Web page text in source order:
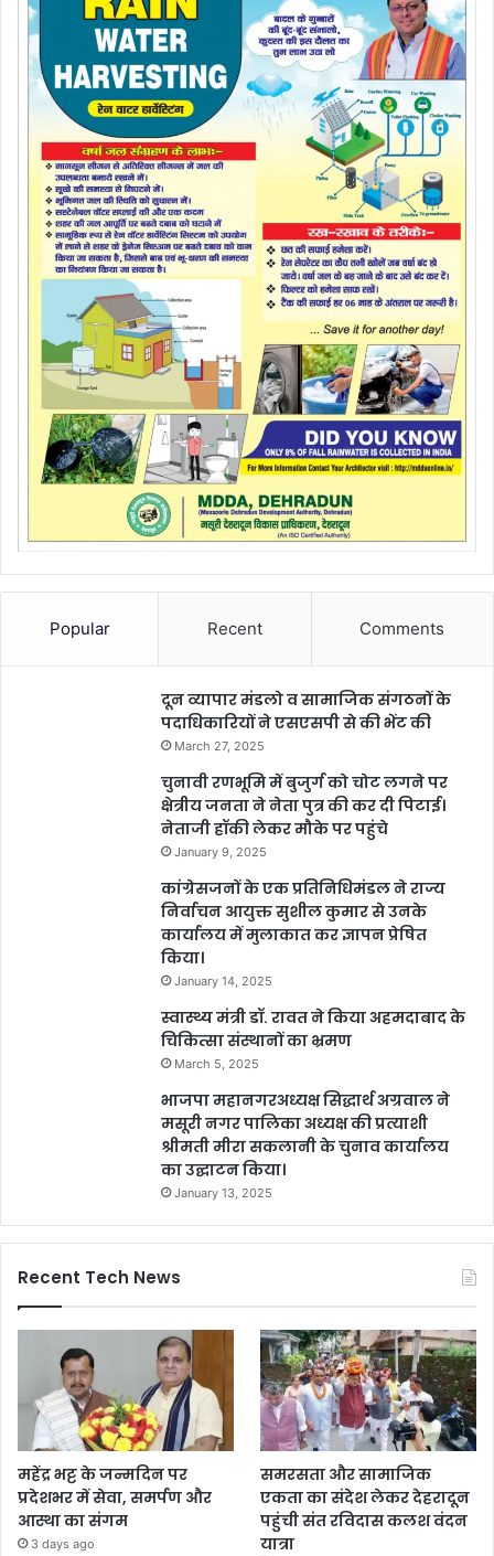
Popular Recent Comments
दून व्यापार मंडलो व सामाजिक संगठनों के
पदाधिकारियों ने एसएसपी से की भेंट की
March 27, 2025
चुनावी रणभूमि में बुजुर्ग को चोट लगने पर
क्षेत्रीय जनता ने नेता पुत्र की कर दी पिटाई।
नेताजी हॉकी लेकर मौके पर पहुंचे
January 9, 2025
कांग्रेसजनों के एक प्रतिनिधिमंडल ने राज्य
निर्वाचन आयुक्त सुशील कुमार से उनके
कार्यालय में मुलाकात कर ज्ञापन प्रेषित
किया।
January 14, 2025
स्वास्थ्य मंत्री डॉ. रावत ने किया अहमदाबाद के
चिकित्सा संस्थानों का भ्रमण
March 5, 2025
भाजपा महानगरअध्यक्ष सिद्धार्थ अग्रवाल ने
मसूरी नगर पालिका अध्यक्ष की प्रत्याशी
श्रीमती मीरा सकलानी के चुनाव कार्यालय
का उद्घाटन किया।
January 13, 2025
Recent Tech News
महेंद्र भट्ट के जन्मदिन पर
प्रदेशभर में सेवा, समर्पण और
आस्था का संगम
3 days ago
समरसता और सामाजिक
एकता का संदेश लेकर देहरादून
पहुंची संत रविदास कलश वंदन
यात्रा